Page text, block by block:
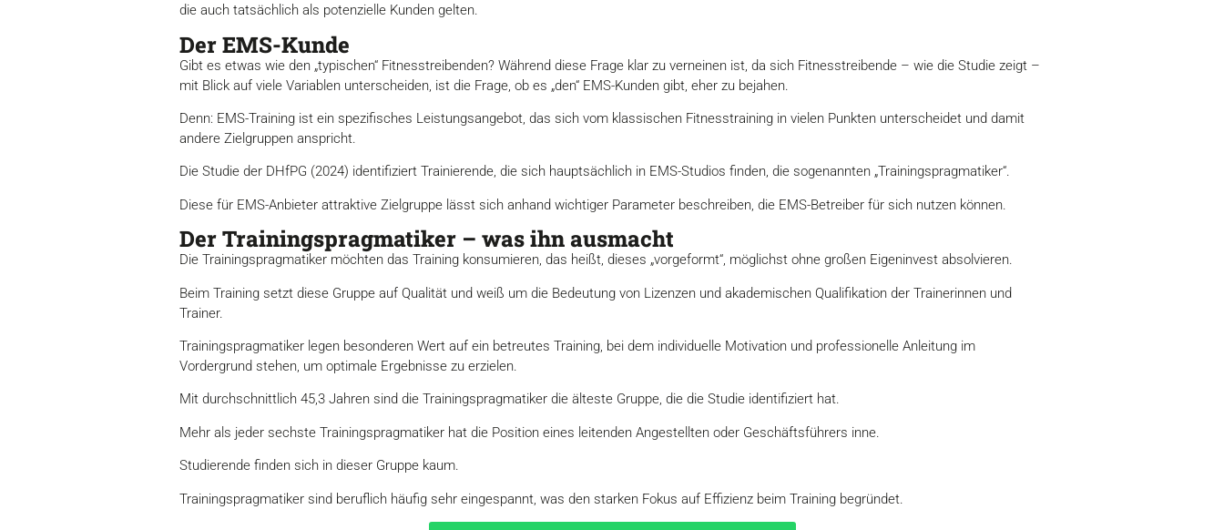
die auch tatsächlich als potenzielle Kunden gelten.
Der EMS-Kunde
Gibt es etwas wie den „typischen“ Fitnesstreibenden? Während diese Frage klar zu verneinen ist, da sich Fitnesstreibende – wie die Studie zeigt –
mit Blick auf viele Variablen unterscheiden, ist die Frage, ob es „den“ EMS-Kunden gibt, eher zu bejahen.
Denn: EMS-Training ist ein spezifisches Leistungsangebot, das sich vom klassischen Fitnesstraining in vielen Punkten unterscheidet und damit
andere Zielgruppen anspricht.
Die Studie der DHfPG (2024) identifiziert Trainierende, die sich hauptsächlich in EMS-Studios finden, die sogenannten „Trainingspragmatiker“.
Diese für EMS-Anbieter attraktive Zielgruppe lässt sich anhand wichtiger Parameter beschreiben, die EMS-Betreiber für sich nutzen können.
Der Trainingspragmatiker – was ihn ausmacht
Die Trainingspragmatiker möchten das Training konsumieren, das heißt, dieses „vorgeformt“, möglichst ohne großen Eigeninvest absolvieren.
Beim Training setzt diese Gruppe auf Qualität und weiß um die Bedeutung von Lizenzen und akademischen Qualifikation der Trainerinnen und
Trainer.
Trainingspragmatiker legen besonderen Wert auf ein betreutes Training, bei dem individuelle Motivation und professionelle Anleitung im
Vordergrund stehen, um optimale Ergebnisse zu erzielen.
Mit durchschnittlich 45,3 Jahren sind die Trainingspragmatiker die älteste Gruppe, die die Studie identifiziert hat.
Mehr als jeder sechste Trainingspragmatiker hat die Position eines leitenden Angestellten oder Geschäftsführers inne.
Studierende finden sich in dieser Gruppe kaum.
Trainingspragmatiker sind beruflich häufig sehr eingespannt, was den starken Fokus auf Effizienz beim Training begründet.